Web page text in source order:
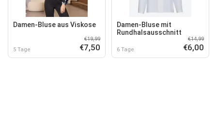
Damen-Bluse aus Viskose
5 Tage
€19,99
€7,50
Damen-Bluse mit
Rundhalsausschnitt
6 Tage
€14,99
€6,00